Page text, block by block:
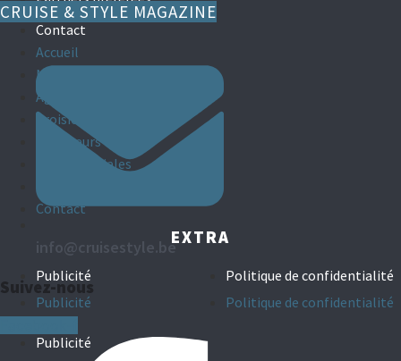
CRUISE & STYLE MAGAZINE
info@cruisestyle.be
Suivez-nous
Contact
Accueil
Nouveautés
Agents de croisières
Croisières de groupes
Armateurs
Offres spéciales
Contact
EXTRA
Publicité
Politique de confidentialité
Publicité
Politique de confidentialité
Publicité